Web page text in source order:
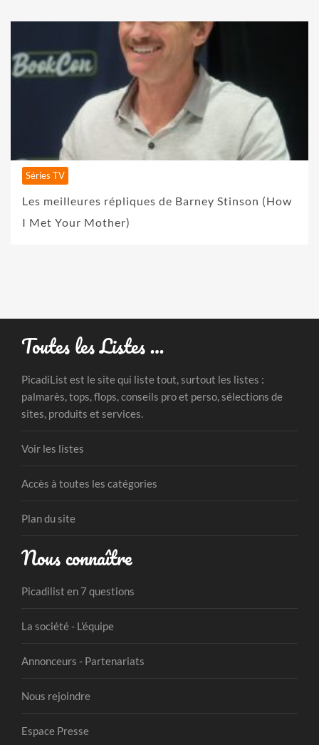
Séries TV
Les meilleures répliques de Barney Stinson (How
I Met Your Mother)
Toutes les Listes …
PicadiList est le site qui liste tout, surtout les listes :
palmarès, tops, flops, conseils pro et perso, sélections de
sites, produits et services.
Voir les listes
Accès à toutes les catégories
Plan du site
Nous connaître
Picadilist en 7 questions
La société - L'équipe
Annonceurs - Partenariats
Nous rejoindre
Espace Presse